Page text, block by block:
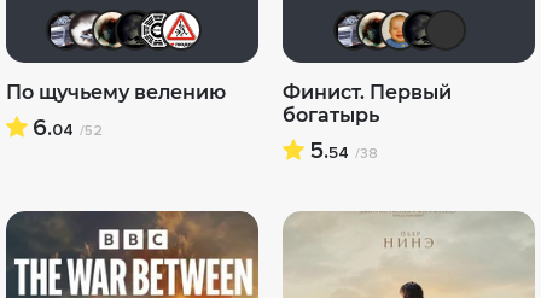
iv.msk
Biker Dimbr
По щучьему велению
6.04 /52
iv.msk
Финист. Первый
богатырь
5.54 /38